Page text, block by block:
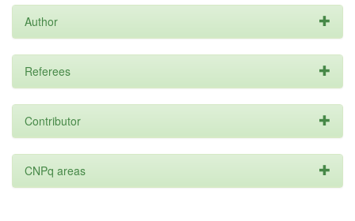
Author
Referees
Contributor
CNPq areas